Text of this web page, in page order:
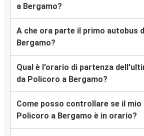
a Bergamo?
A che ora parte il primo autobus
Bergamo?
Qual è l'orario di partenza
da Policoro a Bergamo?
Come posso controllare se il mio
Policoro a Bergamo è in orario?